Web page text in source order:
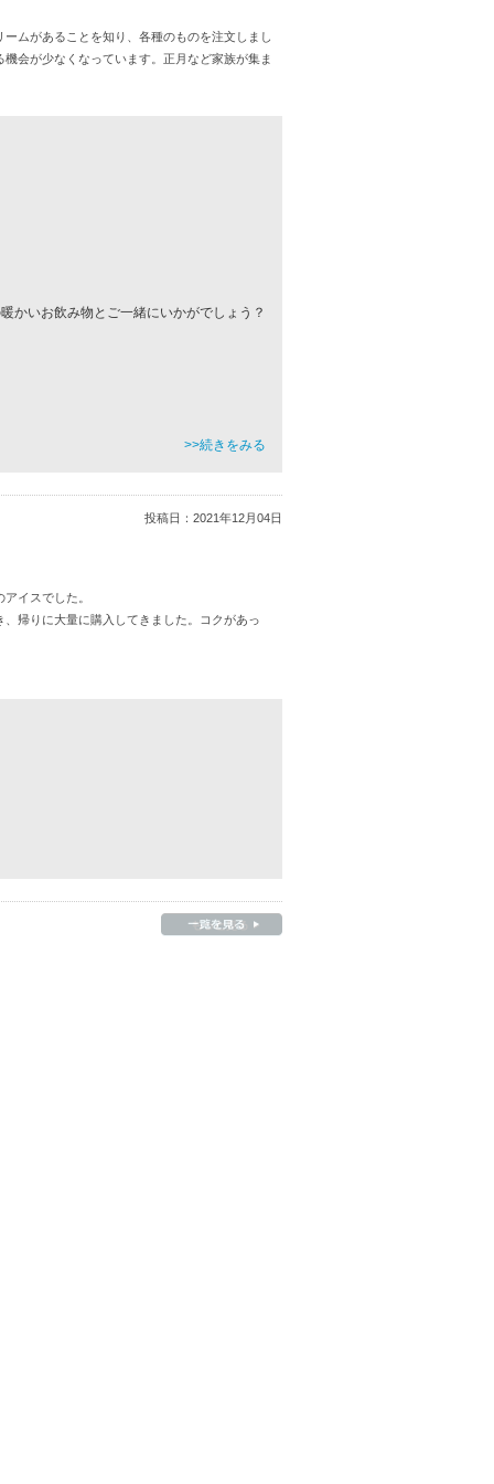
ムがあることを知り、各種のものを注文しまし
会が少なくなっています。正月など家族が集ま
かいお飲み物とご一緒にいかがでしょう？
>>続きをみる
投稿日： 2021年12月04日
イスでした。
帰りに大量に購入してきました。コクがあっ